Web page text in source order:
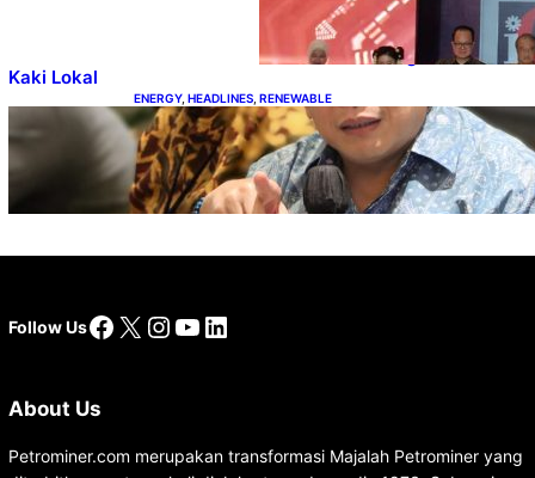
Terbuka,
Peluang Usaha
bagi IKM Alas
Kaki Lokal
ENERGY, HEADLINES, RENEWABLE
IESR: Kepemimpinan Terpadu jadi Kunci
Percepatan PLTS 100 GW
Follow UsFacebook
X Instagram
YouTube
LinkedIn
About Us
Petrominer.com merupakan transformasi Majalah Petrominer yang